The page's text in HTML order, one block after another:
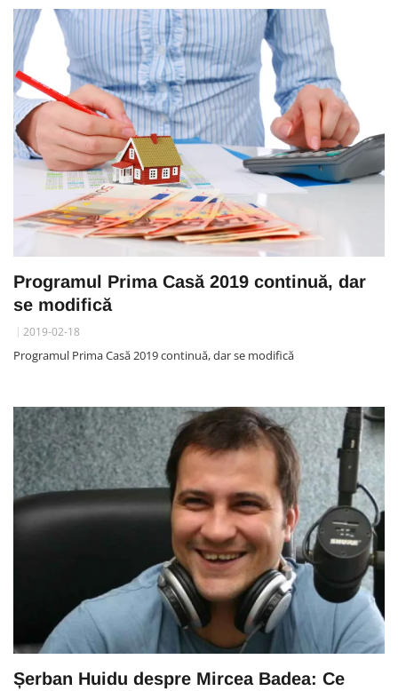
Programul Prima Casă 2019 continuă, dar
se modifică
2019-02-18
Programul Prima Casă 2019 continuă, dar se modifică
Șerban Huidu despre Mircea Badea: Ce